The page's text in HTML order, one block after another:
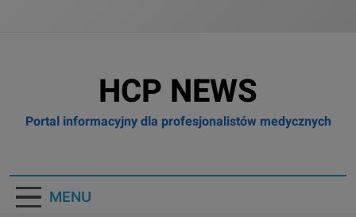
HCP NEWS
Portal informacyjny dla profesjonalistów medycznych
MENU